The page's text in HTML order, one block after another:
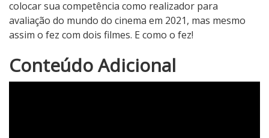
colocar sua competência como realizador para
avaliação do mundo do cinema em 2021, mas mesmo
assim o fez com dois filmes. E como o fez!
N
o
Conteúdo Adicional